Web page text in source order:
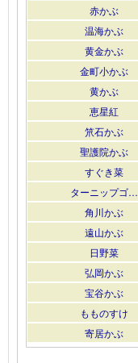
赤かぶ
温海かぶ
黄金かぶ
金町小かぶ
黄かぶ
恵星紅
笊石かぶ
聖護院かぶ
すぐき菜
ターニップゴ…
角川かぶ
遠山かぶ
日野菜
弘岡かぶ
宝谷かぶ
もものすけ
寄居かぶ